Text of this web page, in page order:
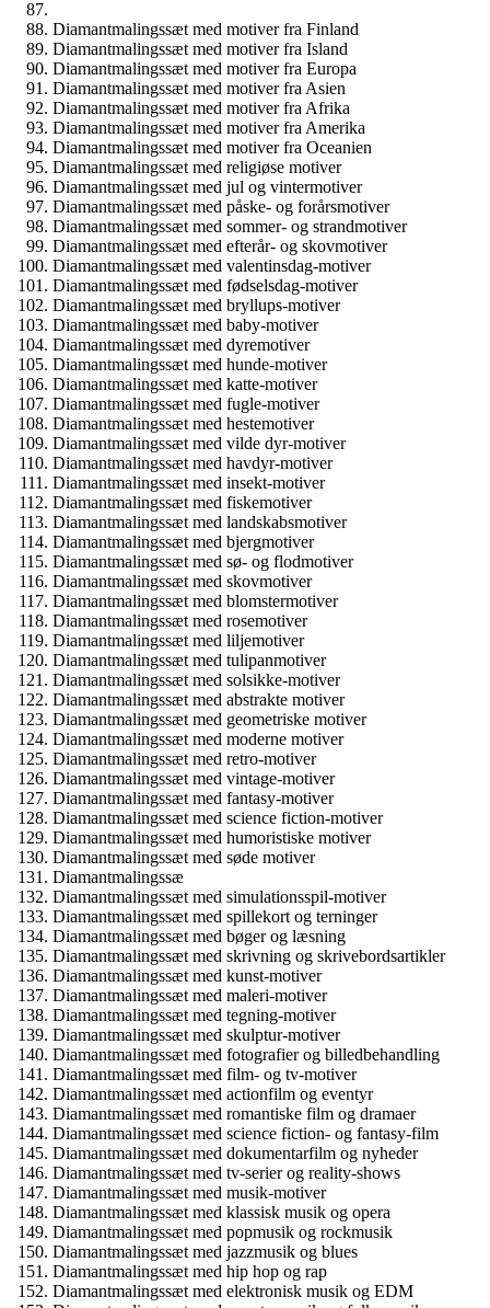
Diamantmalingssæt med motiver fra Finland
Diamantmalingssæt med motiver fra Island
Diamantmalingssæt med motiver fra Europa
Diamantmalingssæt med motiver fra Asien
Diamantmalingssæt med motiver fra Afrika
Diamantmalingssæt med motiver fra Amerika
Diamantmalingssæt med motiver fra Oceanien
Diamantmalingssæt med religiøse motiver
Diamantmalingssæt med jul og vintermotiver
Diamantmalingssæt med påske- og forårsmotiver
Diamantmalingssæt med sommer- og strandmotiver
Diamantmalingssæt med efterår- og skovmotiver
Diamantmalingssæt med valentinsdag-motiver
Diamantmalingssæt med fødselsdag-motiver
Diamantmalingssæt med bryllups-motiver
Diamantmalingssæt med baby-motiver
Diamantmalingssæt med dyremotiver
Diamantmalingssæt med hunde-motiver
Diamantmalingssæt med katte-motiver
Diamantmalingssæt med fugle-motiver
Diamantmalingssæt med hestemotiver
Diamantmalingssæt med vilde dyr-motiver
Diamantmalingssæt med havdyr-motiver
Diamantmalingssæt med insekt-motiver
Diamantmalingssæt med fiskemotiver
Diamantmalingssæt med landskabsmotiver
Diamantmalingssæt med bjergmotiver
Diamantmalingssæt med sø- og flodmotiver
Diamantmalingssæt med skovmotiver
Diamantmalingssæt med blomstermotiver
Diamantmalingssæt med rosemotiver
Diamantmalingssæt med liljemotiver
Diamantmalingssæt med tulipanmotiver
Diamantmalingssæt med solsikke-motiver
Diamantmalingssæt med abstrakte motiver
Diamantmalingssæt med geometriske motiver
Diamantmalingssæt med moderne motiver
Diamantmalingssæt med retro-motiver
Diamantmalingssæt med vintage-motiver
Diamantmalingssæt med fantasy-motiver
Diamantmalingssæt med science fiction-motiver
Diamantmalingssæt med humoristiske motiver
Diamantmalingssæt med søde motiver
Diamantmalingssæ
Diamantmalingssæt med simulationsspil-motiver
Diamantmalingssæt med spillekort og terninger
Diamantmalingssæt med bøger og læsning
Diamantmalingssæt med skrivning og skrivebordsartikler
Diamantmalingssæt med kunst-motiver
Diamantmalingssæt med maleri-motiver
Diamantmalingssæt med tegning-motiver
Diamantmalingssæt med skulptur-motiver
Diamantmalingssæt med fotografier og billedbehandling
Diamantmalingssæt med film- og tv-motiver
Diamantmalingssæt med actionfilm og eventyr
Diamantmalingssæt med romantiske film og dramaer
Diamantmalingssæt med science fiction- og fantasy-film
Diamantmalingssæt med dokumentarfilm og nyheder
Diamantmalingssæt med tv-serier og reality-shows
Diamantmalingssæt med musik-motiver
Diamantmalingssæt med klassisk musik og opera
Diamantmalingssæt med popmusik og rockmusik
Diamantmalingssæt med jazzmusik og blues
Diamantmalingssæt med hip hop og rap
Diamantmalingssæt med elektronisk musik og EDM